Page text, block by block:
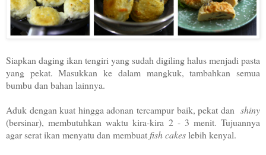
Siapkan daging ikan tengiri yang sudah digiling halus menjadi pasta
yang pekat. Masukkan ke dalam mangkuk, tambahkan semua
bumbu dan bahan lainnya.
Aduk dengan kuat hingga adonan tercampur baik, pekat dan shiny
(bersinar), membutuhkan waktu kira-kira 2 - 3 menit. Tujuannya
agar serat ikan menyatu dan membuatfish cakeslebih kenyal.